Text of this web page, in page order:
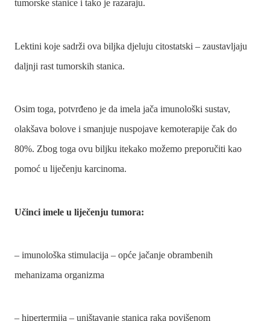
tumorske stanice i tako je razaraju.
Lektini koje sadrži ova biljka djeluju citostatski – zaustavljaju
daljnji rast tumorskih stanica.
Osim toga, potvrđeno je da imela jača imunološki sustav,
olakšava bolove i smanjuje nuspojave kemoterapije čak do
80%. Zbog toga ovu biljku itekako možemo preporučiti kao
pomoć u liječenju karcinoma.
Učinci imele u liječenju tumora:
– imunološka stimulacija – opće jačanje obrambenih
mehanizama organizma
– hipertermija – uništavanje stanica raka povišenom